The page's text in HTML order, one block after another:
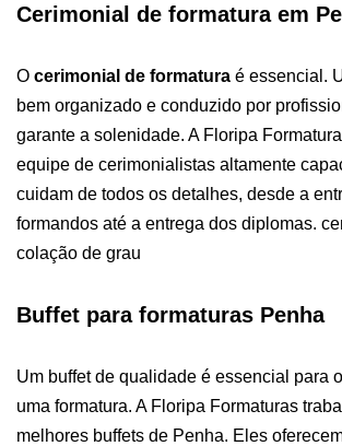
Cerimonial de formatura em
O cerimonial de formatura é essencial.
bem organizado e conduzido por
garante a solenidade. A Floripa
equipe de cerimonialistas altamente
cuidam de todos os detalhes, desde a
formandos até a entrega dos diplomas.
colação de grau
Buffet para formaturas Penha
Um buffet de qualidade é essencial para
uma formatura. A Floripa Formaturas
melhores buffets de Penha. Eles